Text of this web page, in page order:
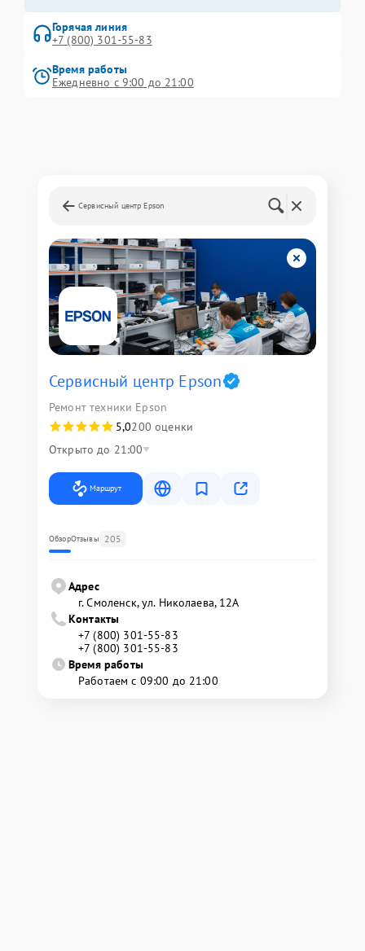
Горячая линия
+7 (800) 301-55-83
Время работы
Ежедневно с 9:00 до 21:00
Сервисный центр Epson
Сервисный центр Epson
Ремонт техники Epson
5,0200 оценки
Открыто до 21:00
Маршрут
ОбзорОтзывы 205
Адрес
г. Смоленск, ул. Николаева, 12А
Контакты
+7 (800) 301-55-83
+7 (800) 301-55-83
Время работы
Работаем с 09:00 до 21:00